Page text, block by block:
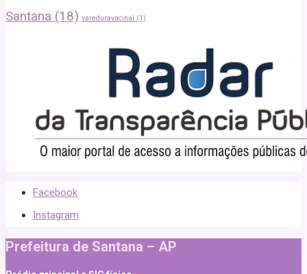
Santana (18) vareduravacinal (1)
Facebook
Instagram
Prefeitura de Santana – AP